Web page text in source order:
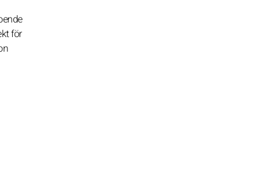
för